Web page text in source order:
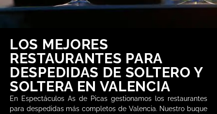
LOS MEJORES
RESTAURANTES PARA
DESPEDIDAS DE SOLTERO Y
SOLTERA EN VALENCIA
En Espectáculos As de Picas gestionamos los restaurantes
para despedidas más completos de Valencia. Nuestro buque